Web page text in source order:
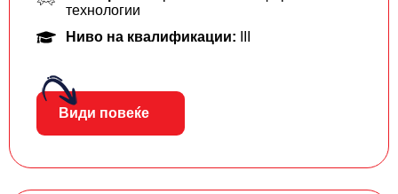
технологии
Ниво на квалификации:
Види повеќе